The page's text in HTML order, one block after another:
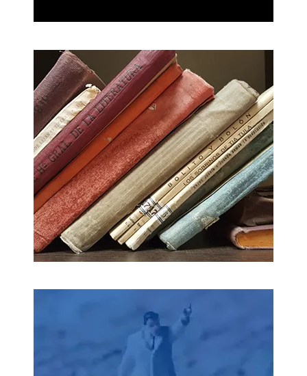
Laboratorio de ideas